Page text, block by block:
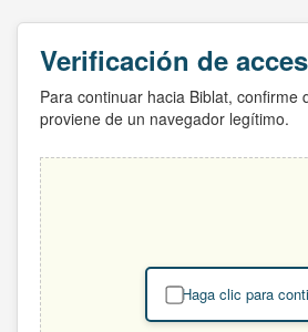
Verificación de
Para continuar hacia Biblat, confirme
proviene de un navegador legítimo.
Haga clic para